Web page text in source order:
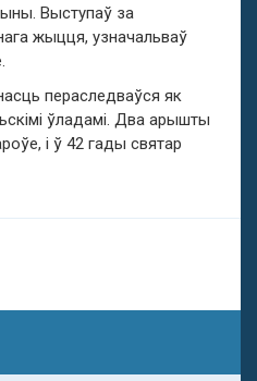
Выступаў за
жыцця, узначальваў
пераследваўся як
ўладамі. Два арышты
і ў 42 гады святар